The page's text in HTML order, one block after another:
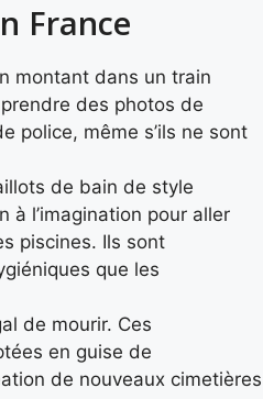
France
montant dans un train
des photos de
police, même s’ils ne sont
de bain de style
à l’imagination pour aller
piscines. Ils sont
que les
de mourir. Ces
en guise de
de nouveaux cimetières